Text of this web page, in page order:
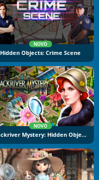
NOVO
Hidden Objects: Crime Scene
NOVO
Blackriver Mystery: Hidden Objects